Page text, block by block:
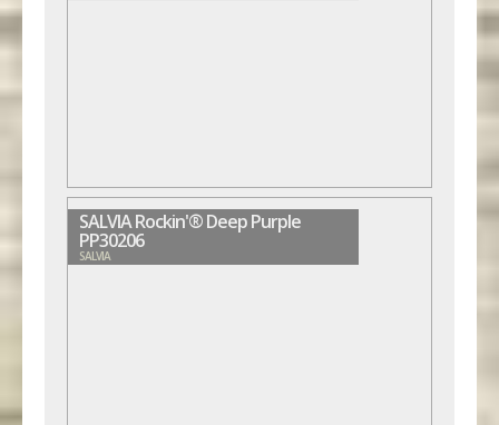
SALVIA Rockin'® Deep Purple
PP30206
SALVIA